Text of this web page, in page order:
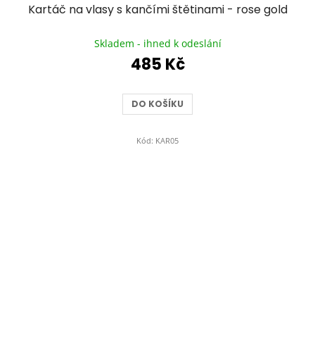
Kartáč na vlasy s kančími štětinami - rose gold
hodnocení
produktu
je
z
5
Skladem - ihned k odeslání
485 Kč
DO KOŠÍKU
Kód: KAR05